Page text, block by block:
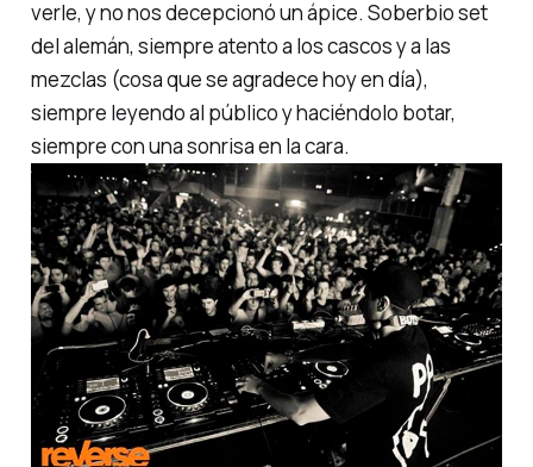
verle, y no nos decepcionó un ápice. Soberbio set
del alemán, siempre atento a los cascos y a las
mezclas (cosa que se agradece hoy en día),
siempre leyendo al público y haciéndolo botar,
siempre con una sonrisa en la cara.